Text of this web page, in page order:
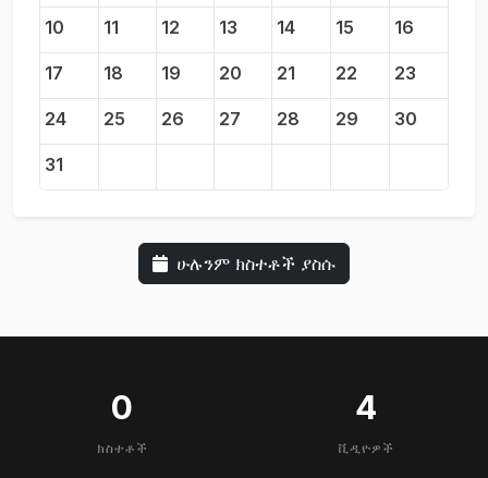
10 11 12 13 14 15 16
17 18 19 20 21 22 23
24 25 26 27 28 29 30
31
ሁሉንም ክስተቶች ያስሱ
0
ክስተቶች
4
ቪዲዮዎች